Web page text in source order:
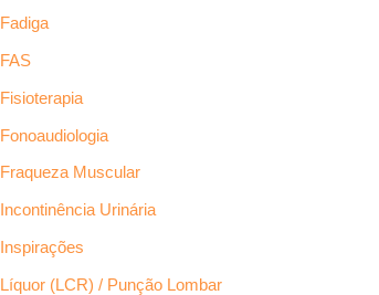
Fadiga
FAS
Fisioterapia
Fonoaudiologia
Fraqueza Muscular
Incontinência Urinária
Inspirações
Líquor (LCR) / Punção Lombar